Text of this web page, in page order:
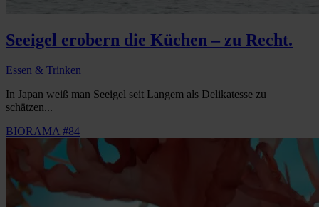
Seeigel erobern die Küchen – zu Recht.
Essen & Trinken
In Japan weiß man Seeigel seit Langem als Delikatesse zu
schätzen...
BIORAMA #84